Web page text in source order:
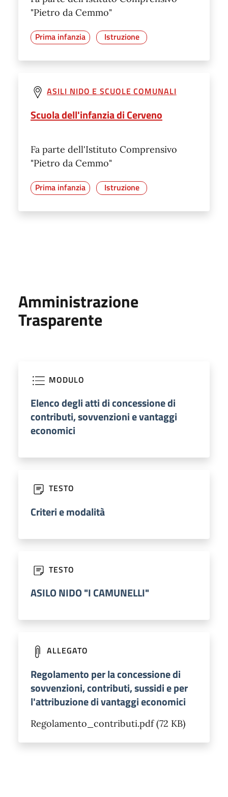
"Pietro da Cemmo"
Prima infanzia Istruzione
ASILI NIDO E SCUOLE COMUNALI
Scuola dell'infanzia di Cerveno
Fa parte dell'Istituto Comprensivo
"Pietro da Cemmo"
Prima infanzia Istruzione
Amministrazione
Trasparente
MODULO
Elenco degli atti di concessione di
contributi, sovvenzioni e vantaggi
economici
TESTO
Criteri e modalità
TESTO
ASILO NIDO "I CAMUNELLI"
ALLEGATO
Regolamento per la concessione di
sovvenzioni, contributi, sussidi e per
l'attribuzione di vantaggi economici
Regolamento_contributi.pdf (72 KB)